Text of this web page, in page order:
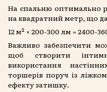
На спальню оптимально
на квадратний метр, що
12 м² × 200-300 лм = 2400-
Важливо забезпечити
щоб створити
використання
торшерів поруч із
ефекту затишку.